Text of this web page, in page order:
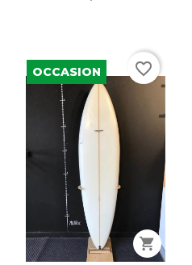
shopping_cart
OCCASION favorite_border